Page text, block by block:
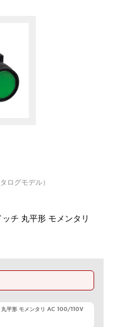
グモデル）
チ 丸平形 モメンタリ
平形 モメンタリ AC 100/110V